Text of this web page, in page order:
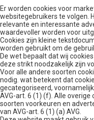
Er worden cookies voor
websitegebruikers te volgen.
relevante en interessante
waardevoller worden voor
Cookies zijn kleine
worden gebruikt om de
De wet bepaalt dat wij
deze strikt noodzakelijk zijn
Voor alle andere soorten
nodig. wat betekent dat
gecategoriseerd,
AVG-art. 6 (1) (f). Alle overige
soorten voorkeuren en
van AVG-art. 6 (1) (a) AVG.